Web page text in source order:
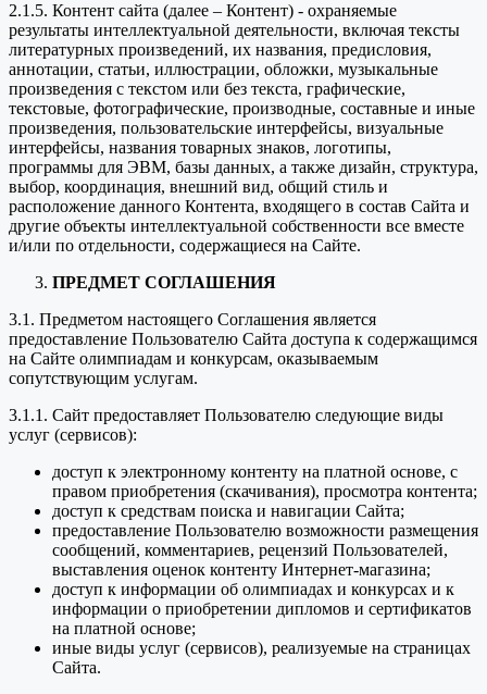
2.1.5. Контент сайта (далее – Контент) - охраняемые
результаты интеллектуальной деятельности, включая тексты
литературных произведений, их названия, предисловия,
аннотации, статьи, иллюстрации, обложки, музыкальные
произведения с текстом или без текста, графические,
текстовые, фотографические, производные, составные и иные
произведения, пользовательские интерфейсы, визуальные
интерфейсы, названия товарных знаков, логотипы,
программы для ЭВМ, базы данных, а также дизайн, структура,
выбор, координация, внешний вид, общий стиль и
расположение данного Контента, входящего в состав Сайта и
другие объекты интеллектуальной собственности все вместе
и/или по отдельности, содержащиеся на Сайте.
ПРЕДМЕТ СОГЛАШЕНИЯ
3.1. Предметом настоящего Соглашения является
предоставление Пользователю Сайта доступа к содержащимся
на Сайте олимпиадам и конкурсам, оказываемым
сопутствующим услугам.
3.1.1. Сайт предоставляет Пользователю следующие виды
услуг (сервисов):
доступ к электронному контенту на платной основе, с
правом приобретения (скачивания), просмотра контента;
доступ к средствам поиска и навигации Сайта;
предоставление Пользователю возможности размещения
сообщений, комментариев, рецензий Пользователей,
выставления оценок контенту Интернет-магазина;
доступ к информации об олимпиадах и конкурсах и к
информации о приобретении дипломов и сертификатов
на платной основе;
иные виды услуг (сервисов), реализуемые на страницах
Сайта.